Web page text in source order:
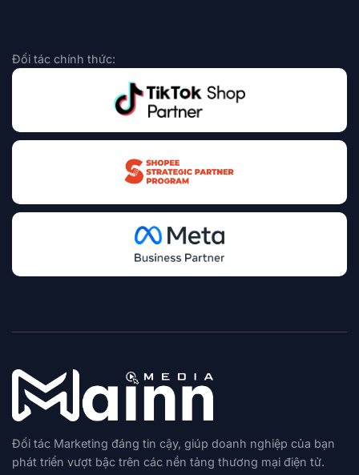
Đối tác chính thức:
Đối tác Marketing đáng tin cậy, giúp doanh nghiệp của bạn
phát triển vượt bậc trên các nền tảng thương mại điện tử.